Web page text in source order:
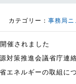
カテゴリー： 事務局ニ
催されました
対策推進会議省庁連
エネルギーの取組に